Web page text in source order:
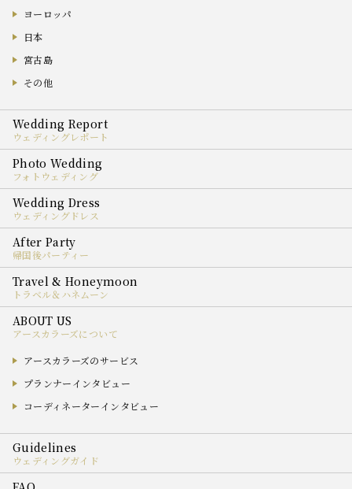
ヨーロッパ
日本
宮古島
その他
ウェディングレポート
フォトウェディング
ウェディングドレス
帰国後パーティー
トラベル＆ハネムーン
アースカラーズについて
アースカラーズのサービス
プランナーインタビュー
コーディネーターインタビュー
ウェディングガイド